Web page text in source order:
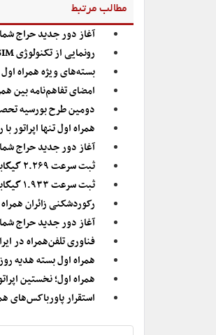
مطالب مرتبط
آغاز دور جدید حراج
رونمایی از تکنولوژی eSIM برای اولین بار در ایران توسط همراه اول
بسته‌های ویژه همراه
امضای تفاهم‌نامه بین‌
دومین طرح بورسیه
همراه اول تنها اپراتور با
آغاز دور جدید حراج
ثبت سرعت ۲.۲۶۹ گیگابیتی ۵G همراه اول در آذربایجان غربی
ثبت سرعت ۱.۹۳۳ گیگابیتی ۵G همراه اول در حضور وزیر ارتباطات
رکوردشکنی زائران
آغاز دور جدید حراج
فناوری تلفن‌همراه در ایران ۳۱
همراه اول بسته هدیه
همراه اول؛ نخستین
استقرار پاورباکس‌های